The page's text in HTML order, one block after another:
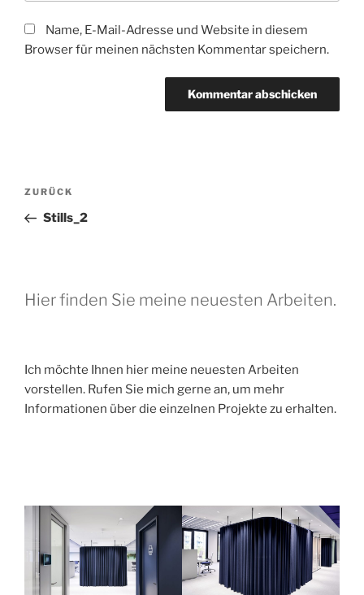
Name, E-Mail-Adresse und Website in diesem
Browser für meinen nächsten Kommentar speichern.
Beitragsnavigation
Vorheriger
Beitrag
ZURÜCK
Stills_2
Hier finden Sie meine neuesten Arbeiten.
Ich möchte Ihnen hier meine neuesten Arbeiten
vorstellen. Rufen Sie mich gerne an, um mehr
Informationen über die einzelnen Projekte zu erhalten.